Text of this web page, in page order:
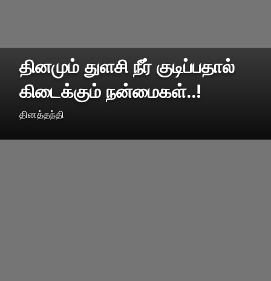
தினமும் துளசி நீர் குடிப்பதால்
கிடைக்கும் நன்மைகள்..!
தினத்தந்தி